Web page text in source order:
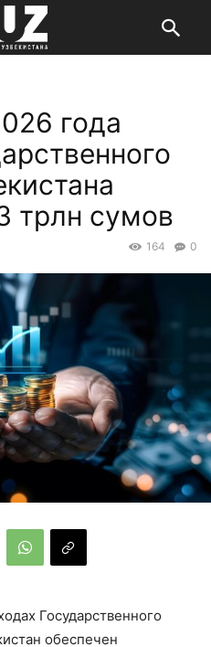
года
трлн сумов
0
164
Государственного
обеспечен